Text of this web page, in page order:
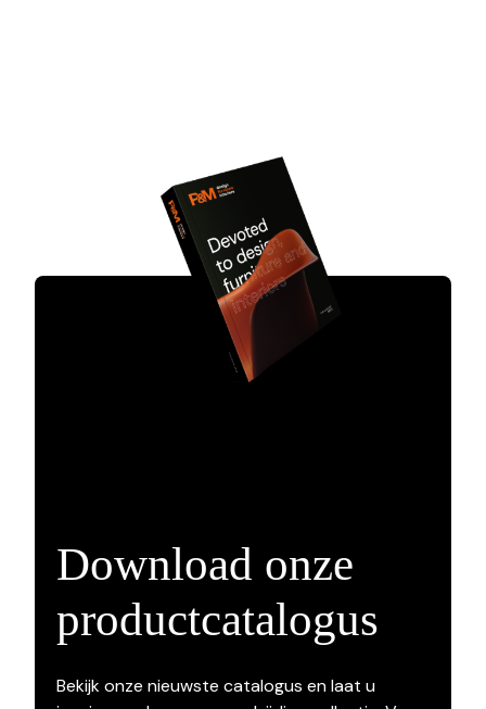
Download onze
productcatalogus
Bekijk onze nieuwste catalogus en laat u